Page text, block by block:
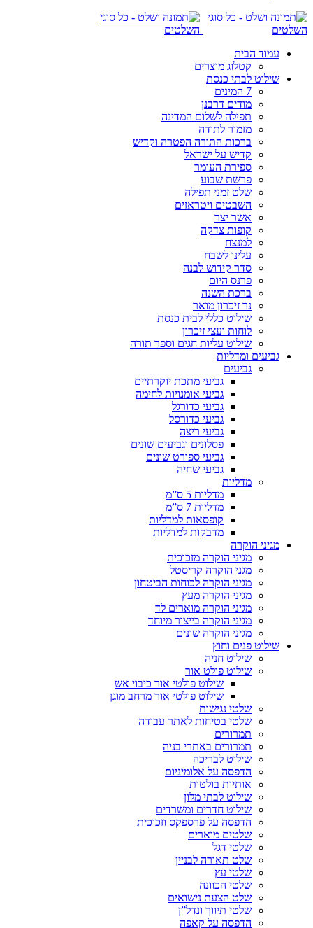
עמוד הבית
קטלוג מוצרים
שילוט לבתי כנסת
7 המינים
מודים דרבנן
תפילה לשלום המדינה
מזמור לתודה
ברכות התורה הפטרה וקדיש
קדיש על ישראל
ספירת העומר
פרשת שבוע
שלט זמני תפילה
השבטים ויטראזים
אשר יצר
קופות צדקה
למנצח
עלינו לשבח
סדר קידוש לבנה
פרנס היום
ברכת השנה
נר זיכרון מואר
שילוט כללי לבית כנסת
לוחות ועצי זיכרון
שילוט עליות חגים וספר תורה
גביעים ומדליות
גביעים
גביעי מתכת יוקרתיים
גביעי אומנויות לחימה
גביעי כדורגל
גביעי כדורסל
גביעי ריצה
פסלונים וגביעים שונים
גביעי ספורט שונים
גביעי שחיה
מדליות
מדליות 5 ס”מ
מדליות 7 ס”מ
קופסאות למדליות
מדבקות למדליות
מגיני הוקרה
מגיני הוקרה מזכוכית
מגני הוקרה קריסטל
מגיני הוקרה לכוחות הביטחון
מגיני הוקרה מעץ
מגיני הוקרה מוארים לד
מגיני הוקרה בייצור מיוחד
מגיני הוקרה שונים
שילוט פנים וחוץ
שילוט חניה
שילוט פולט אור
שילוט פולטי אור כיבוי אש
שילוט פולטי אור מרחב מוגן
שלטי נגישות
שלטי בטיחות לאתר עבודה
תמרורים
תמרורים באתרי בניה
שילוט לבריכה
הדפסה על אלומיניום
אותיות בולטות
שילוט לבתי מלון
שילוט חדרים ומשרדים
הדפסה על פרספקס וזכוכית
שלטים מוארים
שלטי דגל
שלט תאורה לבניין
שלטי עץ
שלטי הכוונה
שלט הצעת נישואים
שלטי תיווך ונדל”ן
הדפסה על קאפה